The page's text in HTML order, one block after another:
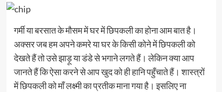
गर्मी या बरसात के मौसम में घर में छिपकली का होना आम बात है।
अक्सर जब हम अपने कमरे या घर के किसी कोने में छिपकली को
देखते हैं तो उसे झाड़ू या डंडे से भगाने लगते हैं। लेकिन क्या आप
जानते हैं कि ऐसा करने से आप खुद को ही हानि पहुँचाते हैं। शास्त्रों
में छिपकली को माँ लक्ष्मी का प्रतीक माना गया है। इसलिए ना